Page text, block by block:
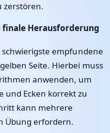
zerstören.
finale Herausforderung
empfundene
Seite. Hierbei muss
anwenden, um
und Ecken korrekt zu
kann mehrere
Übung erfordern.